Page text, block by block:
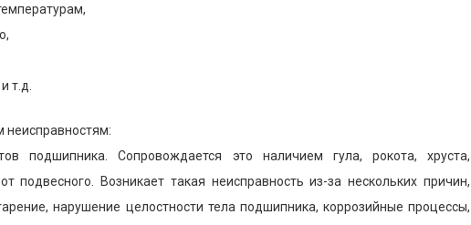
т.д.
неисправностям:
подшипника. Сопровождается это наличием гула, рокота, хруста,
подвесного. Возникает такая неисправность из-за нескольких причин,
нарушение целостности тела подшипника, коррозийные процессы,